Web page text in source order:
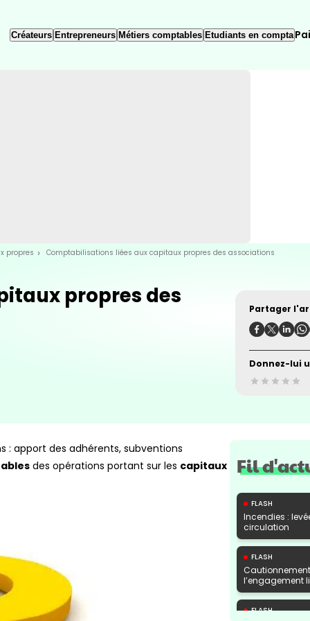
Créateurs Entrepreneurs Métiers comptables Etudiants en compta
propres Comptabilisations liées aux capitaux propres des associations
propres des
Partager
Donnez-lui
: apport des adhérents, subventions
des opérations portant sur les capitaux
Fil
FLASH
Incendies :
circulation
FLASH
l’engagement
FLASH